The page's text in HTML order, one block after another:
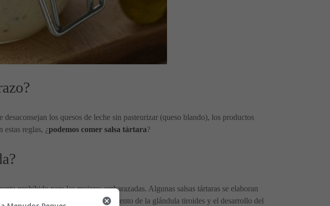
los quesos de leche sin pasteurizar (queso blando), los productos
reglas, ¿podemos comer salsa tártara?
prohibido para las mujeres embarazadas. Algunas salsas tártaras se elaboran
yodo (vital para el buen funcionamiento de la glándula tiroides y el desarrollo del